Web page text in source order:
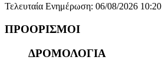
Τελευταία Ενημέρωση: 06/08/2026 10:20
ΠΡΟΟΡΙΣΜΟΙ
ΔΡΟΜΟΛΟΓΙΑ